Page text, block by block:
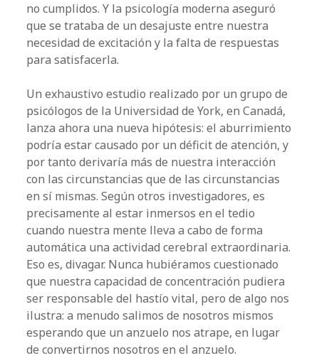
no cumplidos. Y la psicología moderna aseguró
que se trataba de un desajuste entre nuestra
necesidad de excitación y la falta de respuestas
para satisfacerla.
Un exhaustivo estudio realizado por un grupo de
psicólogos de la Universidad de York, en Canadá,
lanza ahora una nueva hipótesis: el aburrimiento
podría estar causado por un déficit de atención, y
por tanto derivaría más de nuestra interacción
con las circunstancias que de las circunstancias
en sí mismas. Según otros investigadores, es
precisamente al estar inmersos en el tedio
cuando nuestra mente lleva a cabo de forma
automática una actividad cerebral extraordinaria.
Eso es, divagar. Nunca hubiéramos cuestionado
que nuestra capacidad de concentración pudiera
ser responsable del hastío vital, pero de algo nos
ilustra: a menudo salimos de nosotros mismos
esperando que un anzuelo nos atrape, en lugar
de convertirnos nosotros en el anzuelo.